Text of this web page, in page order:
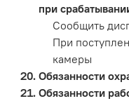
при
Сообщить
При
камеры
Обязанности
Обязанности